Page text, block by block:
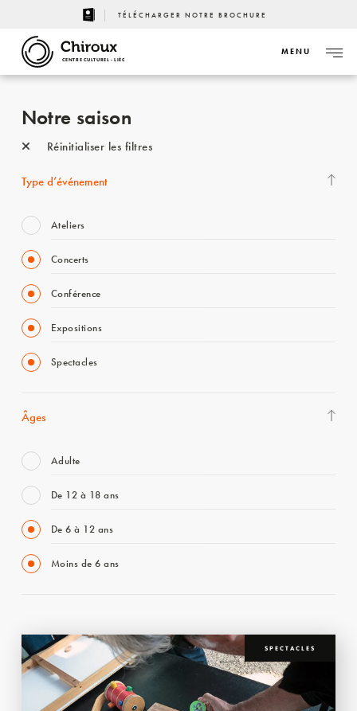
TÉLÉCHARGER NOTRE BROCHURE
CENTRE CULTUREL - LIÈGE
MENU
Notre saison
Réinitialiser les filtres
Type d’événement
Ateliers
Concerts
Conférence
Expositions
Spectacles
Âges
Adulte
De 12 à 18 ans
De 6 à 12 ans
Moins de 6 ans
SPECTACLES